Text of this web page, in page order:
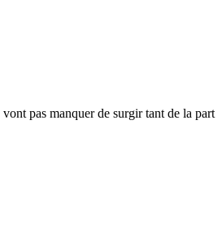
pas manquer de surgir tant de la part